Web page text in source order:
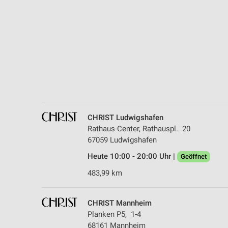
CHRIST Ludwigshafen
Rathaus-Center, Rathauspl. 20
67059 Ludwigshafen
Heute 10:00 - 20:00 Uhr |
Geöffnet
483,99 km
CHRIST Mannheim
Planken P5, 1-4
68161 Mannheim
Verwendung genauer Standortdaten
Geräte anhand von aktiv angeforderten Informationen
Funktional